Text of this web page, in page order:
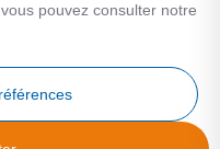
pouvez consulter notre